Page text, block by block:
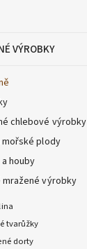
VÝROBKY
chlebové výrobky
mořské plody
houby
mražené výrobky
tvarůžky
dorty